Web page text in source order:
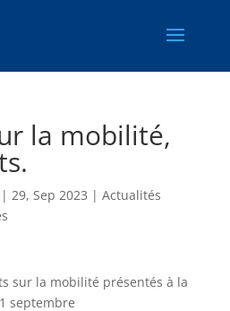
la mobilité,
| 29, Sep 2023 | Actualités
sur la mobilité présentés à la
septembre